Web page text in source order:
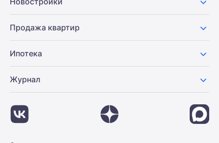
Продажа квартир
Ипотека
Журнал